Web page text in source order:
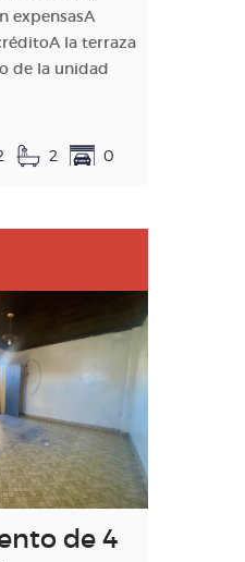
expensasA
la terraza
de la unidad
2 0
de 4